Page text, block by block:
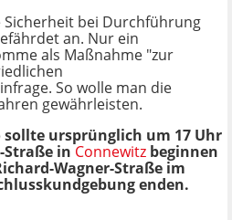
bei Durchführung
an. Nur ein
als Maßnahme "zur
So wolle man die
gewährleisten.
sollte ursprünglich um 17 Uhr
Straße in Connewitz beginnen
Wagner-Straße im
enden.